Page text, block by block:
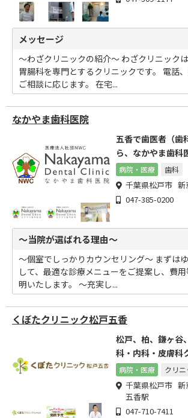
メッセージ
～わざクリニックの紹介～ わざクリニック
胃腸科を専門とするクリニックです。 電話、
ご相談に応じます。 在宅...
なかやま歯科医院
五香で歯医者（歯
ら、なかやま歯科
さい
病院・医療 歯科
千葉県松戸市 新
047-385-0200
～当院が選ばれる理由～
～個室でしっかりカウンセリング～ まずは
して、最適な診療メニューをご提案し、費
明いたします。 ～充実し...
くぼたクリニック松戸五香
松戸、柏、鎌ヶ谷
科・内科・皮膚科
病院・医療 クリニ
千葉県松戸市 新
五香駅
047-710-7411